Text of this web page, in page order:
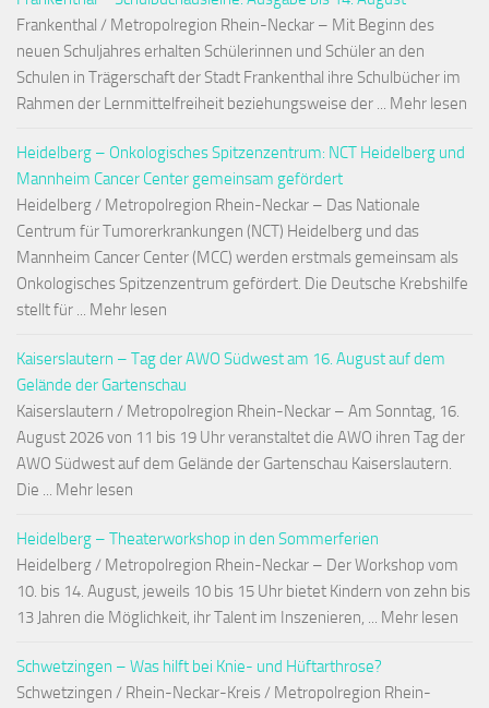
Frankenthal / Metropolregion Rhein-Neckar – Mit Beginn des
neuen Schuljahres erhalten Schülerinnen und Schüler an den
Schulen in Trägerschaft der Stadt Frankenthal ihre Schulbücher im
Rahmen der Lernmittelfreiheit beziehungsweise der ... Mehr lesen
Heidelberg – Onkologisches Spitzenzentrum: NCT Heidelberg und
Mannheim Cancer Center gemeinsam gefördert
Heidelberg / Metropolregion Rhein-Neckar – Das Nationale
Centrum für Tumorerkrankungen (NCT) Heidelberg und das
Mannheim Cancer Center (MCC) werden erstmals gemeinsam als
Onkologisches Spitzenzentrum gefördert. Die Deutsche Krebshilfe
stellt für ... Mehr lesen
Kaiserslautern – Tag der AWO Südwest am 16. August auf dem
Gelände der Gartenschau
Kaiserslautern / Metropolregion Rhein-Neckar – Am Sonntag, 16.
August 2026 von 11 bis 19 Uhr veranstaltet die AWO ihren Tag der
AWO Südwest auf dem Gelände der Gartenschau Kaiserslautern.
Die ... Mehr lesen
Heidelberg – Theaterworkshop in den Sommerferien
Heidelberg / Metropolregion Rhein-Neckar – Der Workshop vom
10. bis 14. August, jeweils 10 bis 15 Uhr bietet Kindern von zehn bis
13 Jahren die Möglichkeit, ihr Talent im Inszenieren, ... Mehr lesen
Schwetzingen – Was hilft bei Knie- und Hüftarthrose?
Schwetzingen / Rhein-Neckar-Kreis / Metropolregion Rhein-